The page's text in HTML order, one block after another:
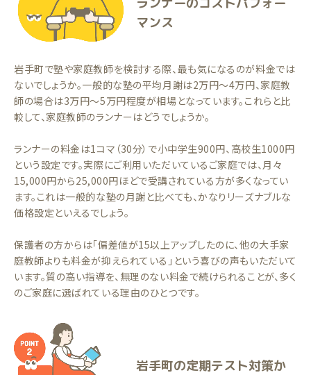
マンス
岩手町で塾や家庭教師を検討する際、最も気になるのが料金では
ないでしょうか。一般的な塾の平均月謝は2万円〜4万円、家庭教
師の場合は3万円〜5万円程度が相場となっています。これらと比
較して、家庭教師のランナーはどうでしょうか。
ランナーの料金は1コマ（30分）で小中学生900円、高校生1000円
という設定です。実際にご利用いただいているご家庭では、月々
15,000円から25,000円ほどで受講されている方が多くなってい
ます。これは一般的な塾の月謝と比べても、かなりリーズナブルな
価格設定といえるでしょう。
保護者の方からは「偏差値が15以上アップしたのに、他の大手家
庭教師よりも料金が抑えられている」という喜びの声もいただいて
います。質の高い指導を、無理のない料金で続けられることが、多く
のご家庭に選ばれている理由のひとつです。
岩手町の定期テスト対策か